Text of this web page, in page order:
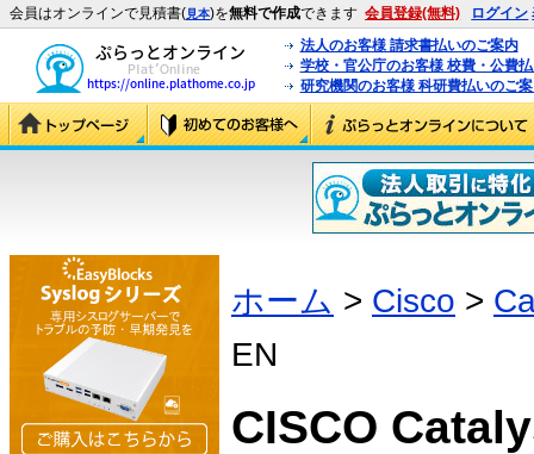
会員はオンラインで見積書(見本)を無料で作成できます 会員登録(無料) ログイン
法人のお客様 請求書払いのご案内
学校・官公庁のお客様 校費・公費
研究機関のお客様 科研費払いのご
ホーム > Cisco >
EN
CISCO